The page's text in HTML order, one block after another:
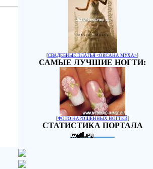
[СВАДЕБНЫЕ ПЛАТЬЯ <ОКСАНА МУХА>]
САМЫЕ ЛУЧШИЕ НОГТИ:
[ФОТО НАРОЩЕННЫХ НОГТЕЙ]
СТАТИСТИКА ПОРТАЛА